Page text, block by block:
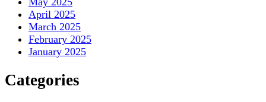
April 2025
March 2025
February 2025
January 2025
Categories